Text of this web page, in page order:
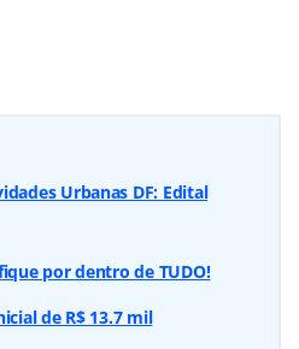
Urbanas DF: Edital
por dentro de TUDO!
de R$ 13.7 mil